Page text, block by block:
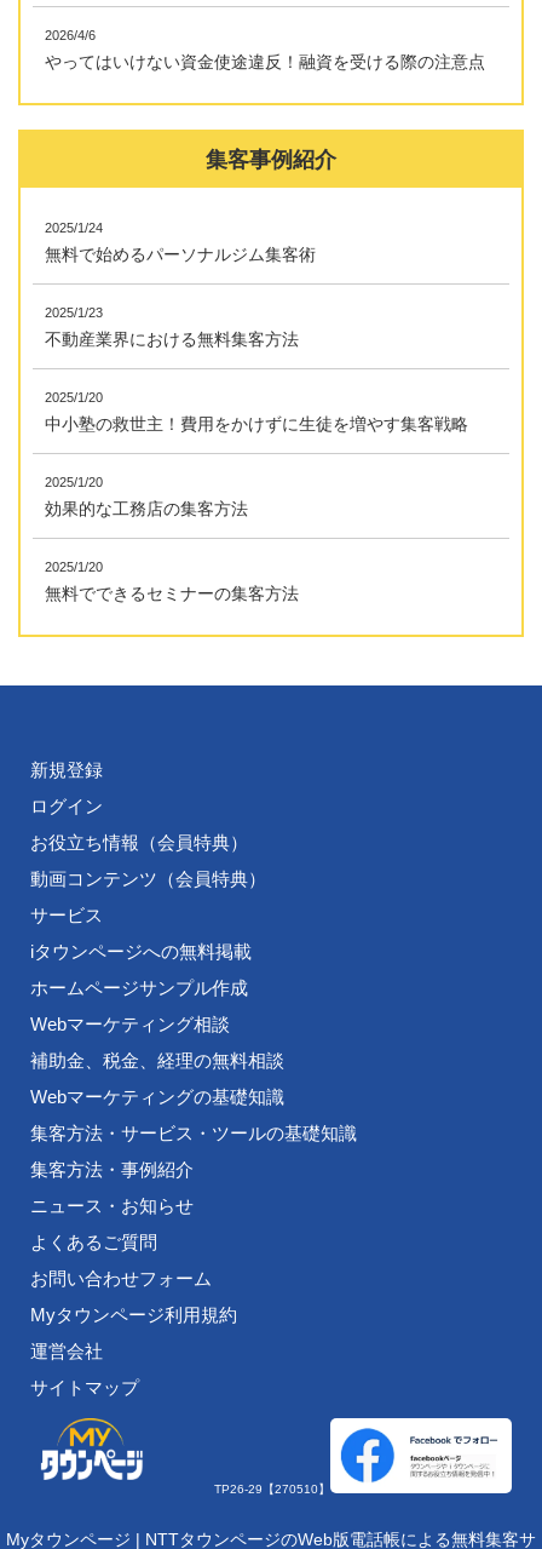
2026/4/6
やってはいけない資金使途違反！融資を受ける際の注意点
集客事例紹介
2025/1/24
無料で始めるパーソナルジム集客術
2025/1/23
不動産業界における無料集客方法
2025/1/20
中小塾の救世主！費用をかけずに生徒を増やす集客戦略
2025/1/20
効果的な工務店の集客方法
2025/1/20
無料でできるセミナーの集客方法
新規登録
ログイン
お役立ち情報（会員特典）
動画コンテンツ（会員特典）
サービス
iタウンページへの無料掲載
ホームページサンプル作成
Webマーケティング相談
補助金、税金、経理の無料相談
Webマーケティングの基礎知識
集客方法・サービス・ツールの基礎知識
集客方法・事例紹介
ニュース・お知らせ
よくあるご質問
お問い合わせフォーム
Myタウンページ利用規約
運営会社
サイトマップ
TP26-29【270510】
Myタウンページ | NTTタウンページのWeb版電話帳による無料集客サ